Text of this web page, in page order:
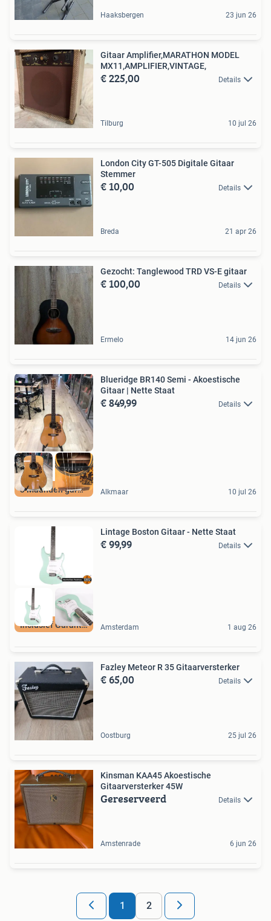
Haaksbergen 23 jun 26
Gitaar Amplifier,MARATHON MODEL
MX11,AMPLIFIER,VINTAGE,
€ 225,00 Details
Tilburg 10 jul 26
London City GT-505 Digitale Gitaar
Stemmer
€ 10,00 Details
Breda 21 apr 26
Gezocht: Tanglewood TRD VS-E gitaar
€ 100,00 Details
Ermelo 14 jun 26
3 Maanden garantie
Blueridge BR140 Semi - Akoestische
Gitaar | Nette Staat
€ 849,99 Details
Alkmaar 10 jul 26
Inclusief Garantie
Lintage Boston Gitaar - Nette Staat
€ 99,99 Details
Amsterdam 1 aug 26
Fazley Meteor R 35 Gitaarversterker
€ 65,00 Details
Oostburg 25 jul 26
Kinsman KAA45 Akoestische
Gitaarversterker 45W
Gereserveerd Details
Amstenrade 6 jun 26
1 2